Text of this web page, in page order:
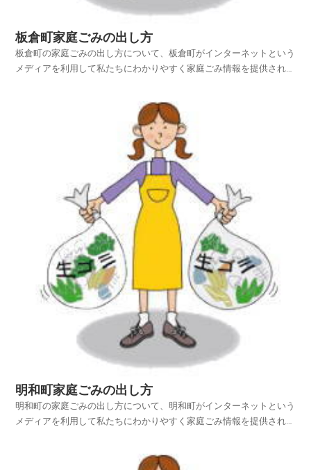
板倉町家庭ごみの出し方
板倉町の家庭ごみの出し方について、板倉町がインターネットという
メディアを利用して私たちにわかりやすく家庭ごみ情報を提供されて
でご活用いただければ幸いです。平成25年4月1日から...
明和町家庭ごみの出し方
明和町の家庭ごみの出し方について、明和町がインターネットという
メディアを利用して私たちにわかりやすく家庭ごみ情報を提供されて
でご活用いただければ幸いです。平成25年4月1日から...